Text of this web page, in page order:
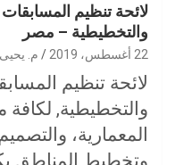
لائحة تنظيم
والتخطيطية – مصر
22 أغسطس، 2019 م.
لائحة تنظيم
والتخطيطية,
المعمارية،
وتخطيط المناطق